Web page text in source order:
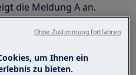
die Meldung A an.
um Ihnen ein
zu bieten.
Ohne Zustimmung fortfahren